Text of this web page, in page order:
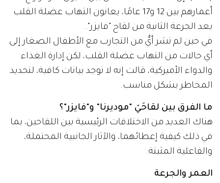
أعمارهم بين 12 و17 عامًا، يعانون التهاب عضلة القلب
بعد الجرعة الثانية من لقاح "فايزر".
في حين لم تشر أيٌّ من التجارب مع الأطفال الصغار إلى
أي حالات من التهاب عضلة القلب، لكن إدارة الغذاء
والدواء الأميركية، قالت إنه لا توجد بيانات كافية، لتحديد
المخاطر بشكل مناسب.
ما الفرق بين لقاحَيْ "موديرنا" و"فايزر"؟
هناك العديد من الاختلافات الرئيسية بين اللقاحين، بما
في ذلك كيفية إعطائهما، والآثار الجانبية المحتملة،
والفاعلية المثبتة.
العمر والجرعة